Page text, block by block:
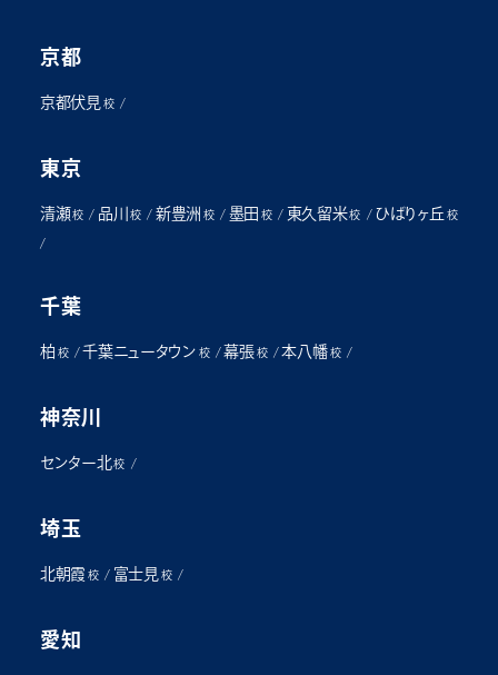
京都
京都伏見 校/
東京
清瀬 校 / 品川 校 / 新豊洲 校/ 墨田 校/ 東久留米 校 / ひばりヶ丘 校
/
千葉
柏 校/千葉ニュータウン 校/幕張 校/本八幡 校/
神奈川
センター北 校 /
埼玉
北朝霞 校/ 富士見 校/
愛知